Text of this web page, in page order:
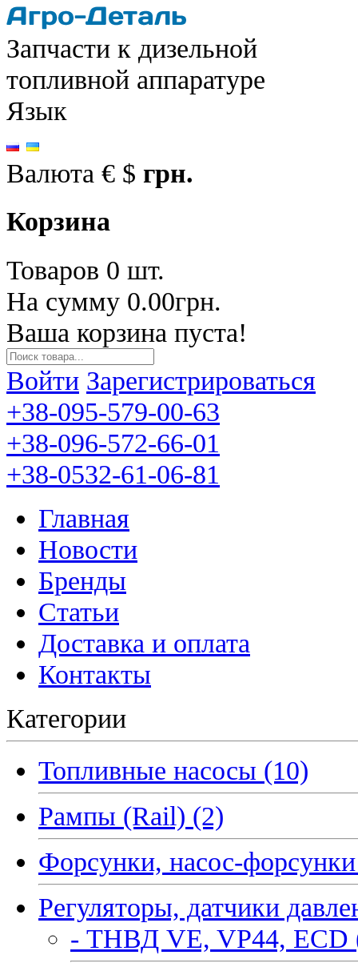
Запчасти к дизельной
топливной аппаратуре
Язык
Валюта € $ грн.
Корзина
Товаров 0 шт.
На сумму 0.00грн.
Ваша корзина пуста!
Войти Зарегистрироваться
+38-095-579-00-63
+38-096-572-66-01
+38-0532-61-06-81
Главная
Новости
Бренды
Статьи
Доставка и оплата
Контакты
Категории
Топливные насосы (10)
Рампы (Rail) (2)
Форсунки, насос-
Регуляторы, датчики
- ТНВД VE, VP44, ECD